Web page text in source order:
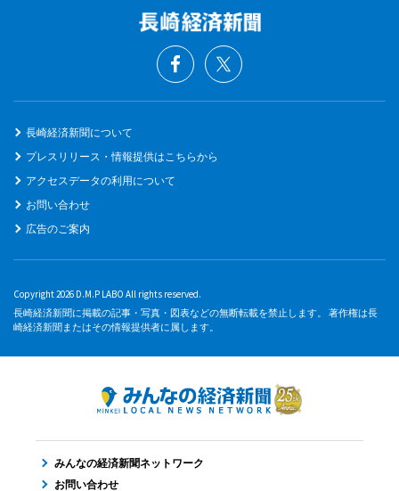
長崎経済新聞について
プレスリリース・情報提供はこちらから
アクセスデータの利用について
お問い合わせ
広告のご案内
Copyright 2026 D.M.P LABO All rights reserved.
長崎経済新聞に掲載の記事・写真・図表などの無断転載を禁止します。 著作権は長
崎経済新聞またはその情報提供者に属します。
みんなの経済新聞ネットワーク
お問い合わせ